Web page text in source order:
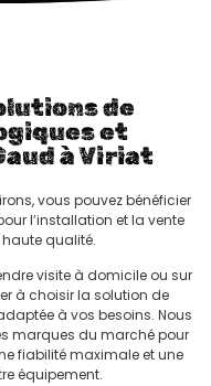
de
et
à Viriat
vous pouvez bénéficier
l’installation et la vente
qualité.
visite à domicile ou sur
à choisir la solution de
à vos besoins. Nous
marques du marché pour
fiabilité maximale et une
équipement.